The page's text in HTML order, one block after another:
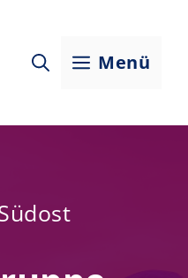
Menü